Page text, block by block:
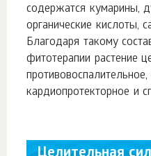
содержатся кумарины,
органические кислоты,
Благодаря такому
фитотерапии растение
кардиопротекторное и